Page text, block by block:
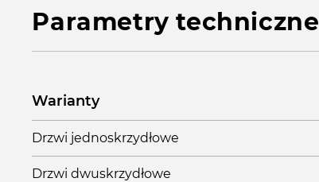
Parametry techniczne
Warianty
Drzwi jednoskrzydłowe
Drzwi dwuskrzydłowe